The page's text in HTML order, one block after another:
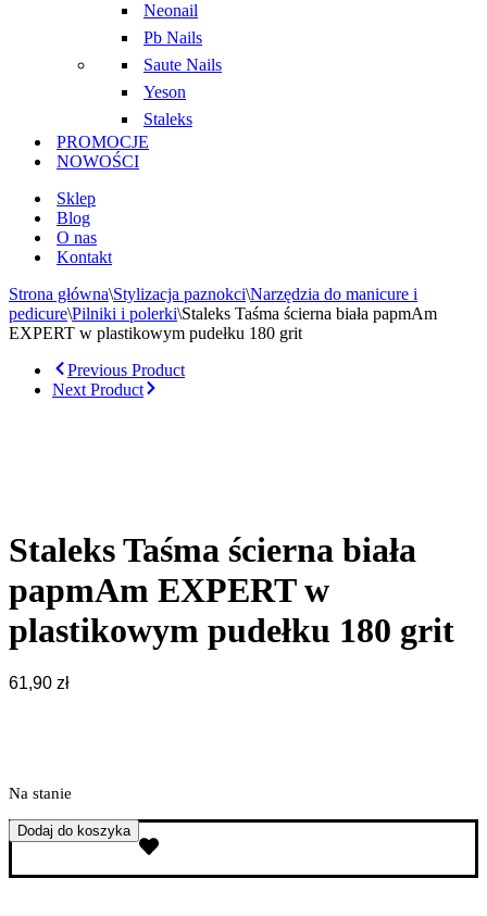
Neonail
Pb Nails
Saute Nails
Yeson
Staleks
PROMOCJE
NOWOŚCI
Sklep
Blog
O nas
Kontakt
Strona główna\Stylizacja paznokci\Narzędzia do manicure i
pedicure\Pilniki i polerki\Staleks Taśma ścierna biała papmAm
EXPERT w plastikowym pudełku 180 grit
Previous Product
Next Product
Staleks Taśma ścierna biała
papmAm EXPERT w
plastikowym pudełku 180 grit
61,90 zł
Na stanie
ilość
Staleks
Dodaj do koszyka